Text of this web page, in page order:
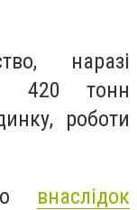
наразі
420 тонн
роботи
внаслідок